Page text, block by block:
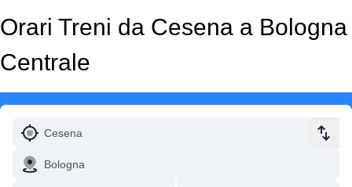
Orari Treni da Cesena a Bologna
Centrale